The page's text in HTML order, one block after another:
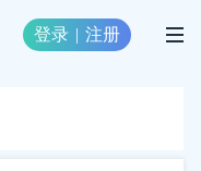
登录 | 注册